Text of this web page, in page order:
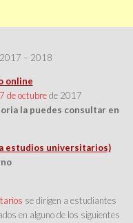
2017 – 2018
online
de octubrede 2017
la puedes consultar en
estudios universitarios)
se dirigen a estudiantes
en alguno de los siguientes